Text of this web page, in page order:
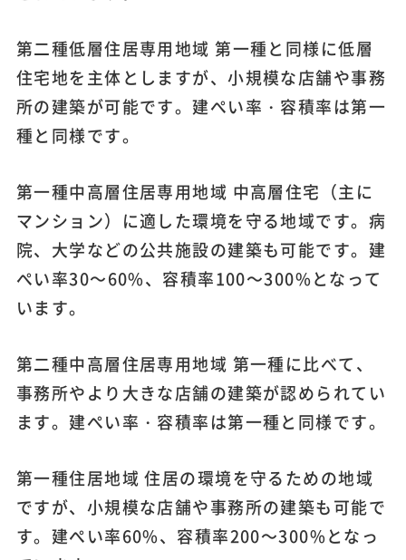
第二種低層住居専用地域 第一種と同様に低層
住宅地を主体としますが、小規模な店舗や事務
所の建築が可能です。建ぺい率・容積率は第一
種と同様です。
第一種中高層住居専用地域 中高層住宅（主に
マンション）に適した環境を守る地域です。病
院、大学などの公共施設の建築も可能です。建
ぺい率30～60%、容積率100～300%となって
います。
第二種中高層住居専用地域 第一種に比べて、
事務所やより大きな店舗の建築が認められてい
ます。建ぺい率・容積率は第一種と同様です。
第一種住居地域 住居の環境を守るための地域
ですが、小規模な店舗や事務所の建築も可能で
す。建ぺい率60%、容積率200～300%となっ